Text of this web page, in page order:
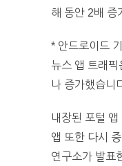
해 동안 2배 증
* 안드로이드
뉴스 앱 트래픽
나 증가했습니
내장된 포털
앱 또한 다시
연구소가 발표